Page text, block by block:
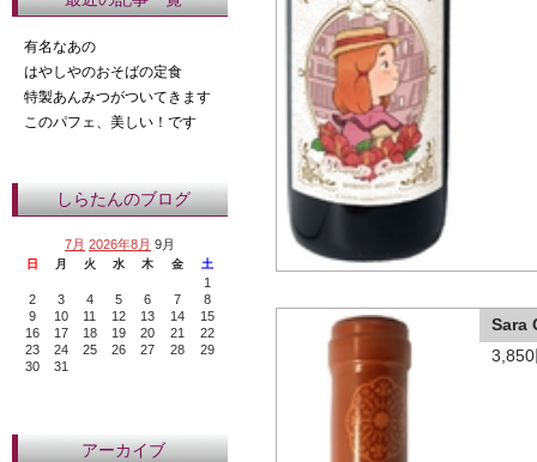
Sara
有名なあの
はやしやのおそばの定食
特製あんみつがついてきます
このパフェ、美しい！です
しらたんのブログ
7月 2026年8月 9月
日 月 火 水 木 金 土
1
2
3 4 5 6 7
8
9
10 11 12 13 14
15
16
17 18 19 20 21
22
23
24 25 26 27 28
29
30
31
アーカイブ